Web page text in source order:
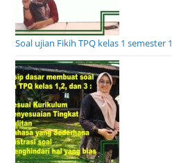
Soal ujian Fikih TPQ kelas 1 semester 1